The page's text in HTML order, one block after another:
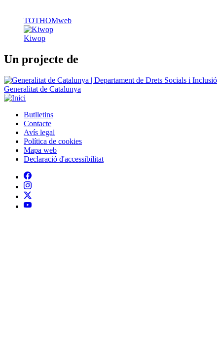
TOTHOMweb
Kiwop
Un projecte de
Generalitat de Catalunya
Peu
Butlletins
Contacte
Avís legal
Política de cookies
Mapa web
Declaració d'accessibilitat